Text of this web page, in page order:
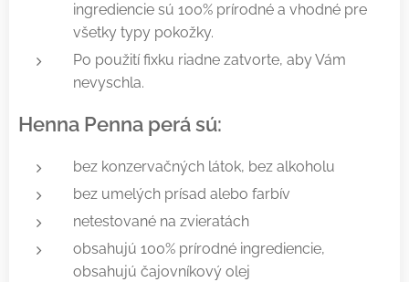
ingrediencie sú 100% prírodné a vhodné pre
všetky typy pokožky.
Po použití fixku riadne zatvorte, aby Vám
nevyschla.
Henna Penna perá sú:
bez konzervačných látok, bez alkoholu
bez umelých prísad alebo farbív
netestované na zvieratách
obsahujú 100% prírodné ingrediencie,
obsahujú čajovníkový olej